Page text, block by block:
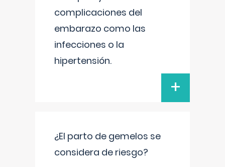
complicaciones del
embarazo como las
infecciones o la
hipertensión.
+
¿El parto de gemelos se
considera de riesgo?